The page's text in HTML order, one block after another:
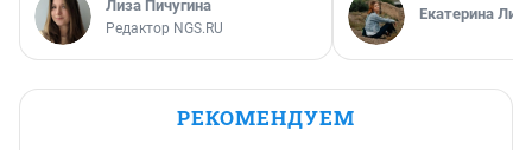
Лиза Пичугина
Редактор NGS.RU
Екатерина
РЕКОМЕНДУЕМ